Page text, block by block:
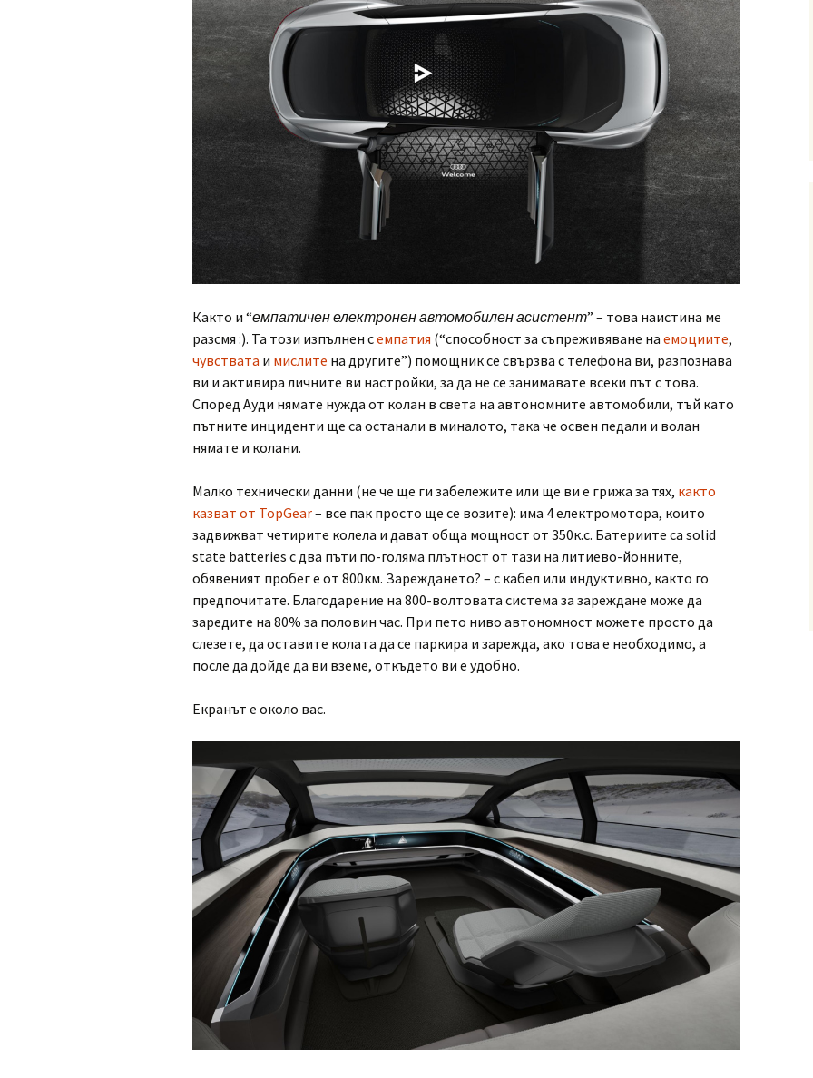
Както и “емпатичен електронен автомобилен асистент” – това наистина ме
разсмя :). Та този изпълнен семпатия (“способност за съпреживяване на емоциите,
чувствата и мислите на другите”) помощник се свързва с телефона ви, разпознава
ви и активира личните ви настройки, за да не се занимавате всеки път с това.
Според Ауди нямате нужда от колан в света на автономните автомобили, тъй като
пътните инциденти ще са останали в миналото, така че освен педали и волан
нямате и колани.
Малко технически данни (не че ще ги забележите или ще ви е грижа за тях, както
казват от TopGear– все пак просто ще се возите): има 4 електромотора, които
задвижват четирите колела и дават обща мощност от 350к.с. Батериите са solid
state batteries с два пъти по-голяма плътност от тази на литиево-йонните,
обявеният пробег е от 800км. Зареждането? – с кабел или индуктивно, както го
предпочитате. Благодарение на 800-волтовата система за зареждане може да
заредите на 80% за половин час. При пето ниво автономност можете просто да
слезете, да оставите колата да се паркира и зарежда, ако това е необходимо, а
после да дойде да ви вземе, откъдето ви е удобно.
Екранът е около вас.